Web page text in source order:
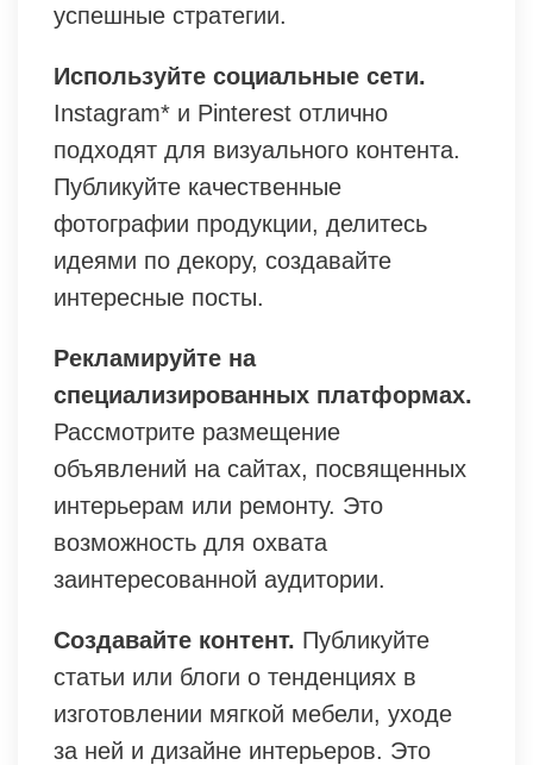
успешные стратегии.
Используйте социальные сети.
Instagram* и Pinterest отлично
подходят для визуального контента.
Публикуйте качественные
фотографии продукции, делитесь
идеями по декору, создавайте
интересные посты.
Рекламируйте на
специализированных платформах.
Рассмотрите размещение
объявлений на сайтах, посвященных
интерьерам или ремонту. Это
возможность для охвата
заинтересованной аудитории.
Создавайте контент. Публикуйте
статьи или блоги о тенденциях в
изготовлении мягкой мебели, уходе
за ней и дизайне интерьеров. Это